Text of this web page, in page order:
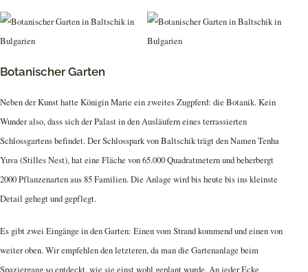
Botanischer Garten
Neben der Kunst hatte Königin Marie ein zweites Zugpferd: die Botanik. Kein
Wunder also, dass sich der Palast in den Ausläufern eines terrassierten
Schlossgartens befindet. Der Schlosspark von Baltschik trägt den Namen Tenha
Yuva (Stilles Nest), hat eine Fläche von 65.000 Quadratmetern und beherbergt
2000 Pflanzenarten aus 85 Familien. Die Anlage wird bis heute bis ins kleinste
Detail gehegt und gepflegt.
Es gibt zwei Eingänge in den Garten: Einen vom Strand kommend und einen von
weiter oben. Wir empfehlen den letzteren, da man die Gartenanlage beim
Spaziergang so entdeckt, wie sie einst wohl geplant wurde. An jeder Ecke